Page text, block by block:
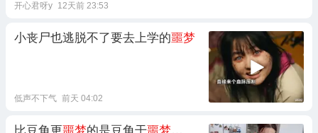
开心君呀y 12天前 23:53
小丧尸也逃脱不了要去上学的噩梦
低声不下气 前天 04:02
比豆角更噩梦的是豆角干噩梦…